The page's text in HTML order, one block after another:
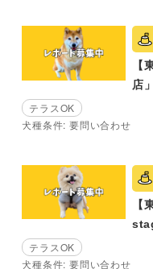
【
店」
テラスOK
犬種条件: 要問い合わせ
【
テラスOK
犬種条件: 要問い合わせ